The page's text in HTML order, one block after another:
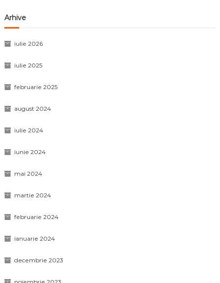
Arhive
iulie 2026
iulie 2025
februarie 2025
august 2024
iulie 2024
iunie 2024
mai 2024
martie 2024
februarie 2024
ianuarie 2024
decembrie 2023